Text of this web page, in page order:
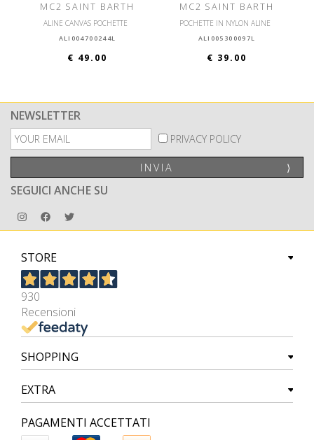
MC2 SAINT BARTH
ALINE CANVAS POCHETTE
ALI004700244L
€ 49.00
MC2 SAINT BARTH
POCHETTE IN NYLON ALINE
ALI005300097L
€ 39.00
NEWSLETTER
PRIVACY POLICY
INVIA ⟩
SEGUICI ANCHE SU
STORE
930
Recensioni
SHOPPING
EXTRA
PAGAMENTI ACCETTATI